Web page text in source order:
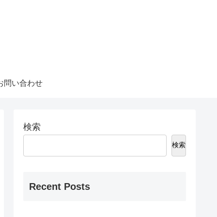
問い合わせ
検索
検索
Recent Posts